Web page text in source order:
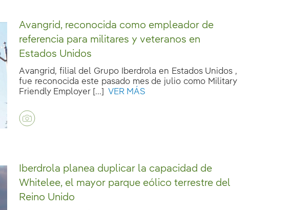
Avangrid, reconocida como empleador de
referencia para militares y veteranos en
Estados Unidos
Avangrid, filial del Grupo Iberdrola en Estados Unidos ,
fue reconocida este pasado mes de julio como Military
Friendly Employer [...]
VER MÁS
Iberdrola planea duplicar la capacidad de
Whitelee, el mayor parque eólico terrestre del
Reino Unido